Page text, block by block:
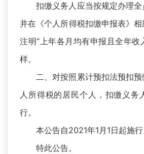
扣缴义务人应当按规定办理全
并在《个人所得税扣缴申报表》
注明“上年各月均有申报且全年收
样。
二、对按照累计预扣法预扣
人所得税的居民个人，扣缴义务
行。
本公告自2021年1月1日起施行
特此公告。